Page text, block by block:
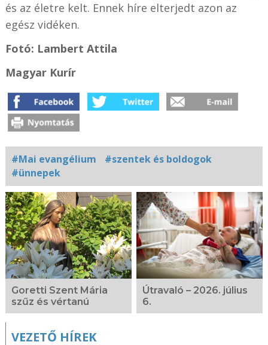
és az életre kelt. Ennek híre elterjedt azon az
egész vidéken.
Fotó: Lambert Attila
Magyar Kurír
#Mai evangélium
#szentek és boldogok
#ünnepek
Kapcsolódó
fotógaléria
Goretti Szent Mária
szűz és vértanú
Útravaló – 2026. július
6.
VEZETŐ HÍREK